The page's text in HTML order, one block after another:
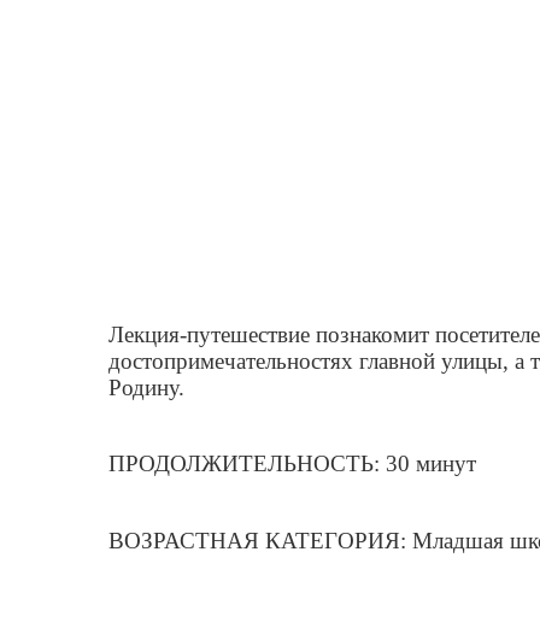
Лекция-путешествие познакомит
достопримечательностях главной улицы,
Родину.
ПРОДОЛЖИТЕЛЬНОСТЬ: 30 минут
ВОЗРАСТНАЯ КАТЕГОРИЯ: Младшая